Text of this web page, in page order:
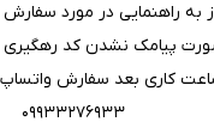
به راهنمایی در مورد سفارش
پیامک نشدن کد
۰۹۹۳۳۲۷۶۹۳۳